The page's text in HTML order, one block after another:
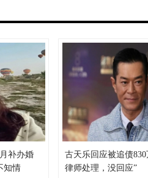
补办婚
知情
古天乐回应被追债
律师处理，没回应”